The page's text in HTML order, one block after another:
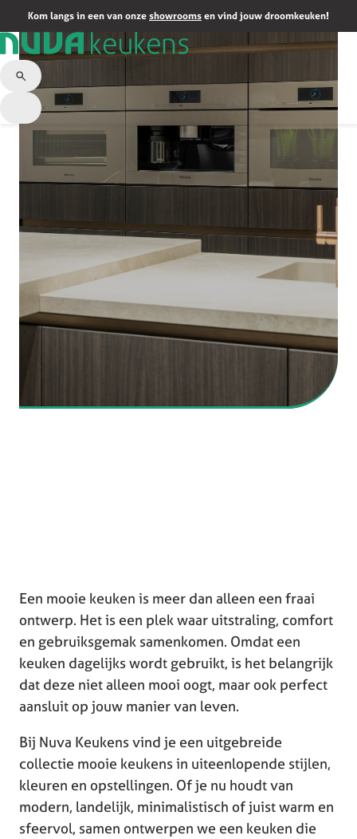
Kom langs in een van onze showrooms en vind jouw droomkeuken!
Een mooie keuken is meer dan alleen een fraai
ontwerp. Het is een plek waar uitstraling, comfort
en gebruiksgemak samenkomen. Omdat een
keuken dagelijks wordt gebruikt, is het belangrijk
dat deze niet alleen mooi oogt, maar ook perfect
aansluit op jouw manier van leven.
Bij Nuva Keukens vind je een uitgebreide
collectie mooie keukens in uiteenlopende stijlen,
kleuren en opstellingen. Of je nu houdt van
modern, landelijk, minimalistisch of juist warm en
sfeervol, samen ontwerpen we een keuken die